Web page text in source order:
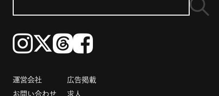
Instagram𝕏ThreadsFacebook
運営会社
広告掲載
お問い合わせ
求人